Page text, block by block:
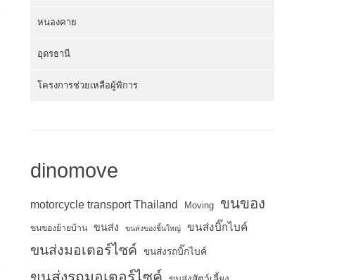
หนองคาย
อุดรธานี
โครงการช่วยเหลือผู้พิการ
dinomove
motorcycle transport Thailand Moving ขนของ
ขนของย้ายบ้าน ขนส่ง ขนส่งของชิ้นใหญ่ ขนส่งบิ๊กไบค์
ขนส่งมอเตอร์ไซค์ ขนส่งรถบิ๊กไบค์